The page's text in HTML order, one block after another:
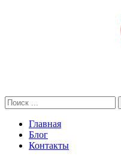
Главная
Блог
Контакты